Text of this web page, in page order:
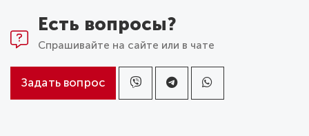
Есть вопросы?
Спрашивайте на сайте или в чате
Задать вопрос